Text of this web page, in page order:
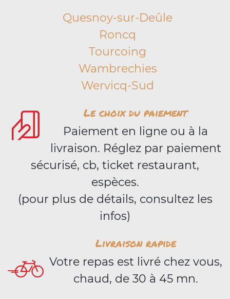
Quesnoy-sur-Deûle
Roncq
Tourcoing
Wambrechies
Wervicq-Sud
Le choix du paiement
Paiement en ligne ou à la
livraison. Réglez par paiement
sécurisé, cb, ticket restaurant,
espèces.
(pour plus de détails, consultez les
infos)
Livraison rapide
Votre repas est livré chez vous,
chaud, de 30 à 45 mn.